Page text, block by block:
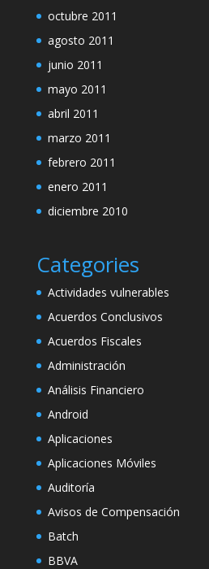
octubre 2011
agosto 2011
junio 2011
mayo 2011
abril 2011
marzo 2011
febrero 2011
enero 2011
diciembre 2010
Categories
Actividades vulnerables
Acuerdos Conclusivos
Acuerdos Fiscales
Administración
Análisis Financiero
Android
Aplicaciones
Aplicaciones Móviles
Auditoría
Avisos de Compensación
Batch
BBVA